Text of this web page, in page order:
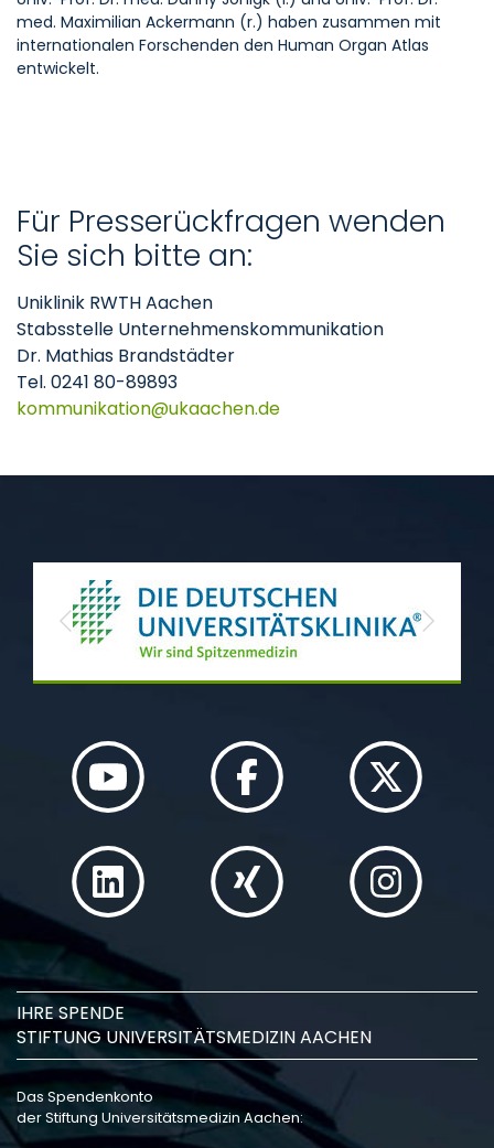
med. Maximilian Ackermann (r.) haben zusammen mit
internationalen Forschenden den Human Organ Atlas
entwickelt.
Für Presserückfragen wenden
Sie sich bitte an:
Uniklinik RWTH Aachen
Stabsstelle Unternehmenskommunikation
Dr. Mathias Brandstädter
Tel. 0241 80-89893
kommunikation
ukaachende
Previous Next
IHRE SPENDE
STIFTUNG UNIVERSITÄTSMEDIZIN AACHEN
Das Spendenkonto
der Stiftung Universitätsmedizin Aachen: